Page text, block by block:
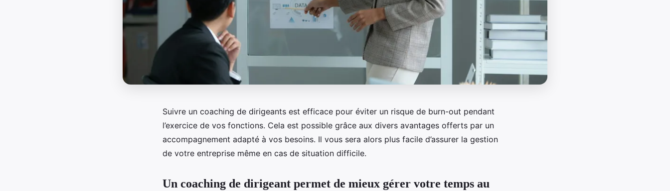
Suivre un coaching de dirigeants est efficace pour éviter un risque de burn-out pendant
l’exercice de vos fonctions. Cela est possible grâce aux divers avantages offerts par un
accompagnement adapté à vos besoins. Il vous sera alors plus facile d’assurer la gestion
de votre entreprise même en cas de situation difficile.
Un coaching de dirigeant permet de mieux gérer votre temps au